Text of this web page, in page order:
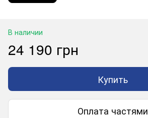
В наличии
24 190 грн
Купить
Оплата частями